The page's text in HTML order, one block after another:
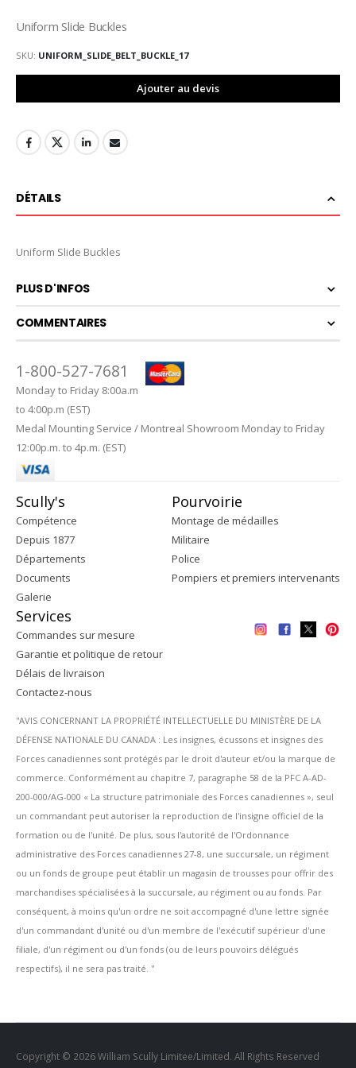
Uniform Slide Buckles
SKU UNIFORM_SLIDE_BELT_BUCKLE_17
Ajouter au devis
DÉTAILS
Uniform Slide Buckles
PLUS D'INFOS
COMMENTAIRES
1-800-527-7681
Monday to Friday 8:00a.m
to 4:00p.m (EST)
Medal Mounting Service / Montreal Showroom Monday to Friday
12:00p.m. to 4p.m. (EST)
Scully's
Compétence
Depuis 1877
Départements
Documents
Galerie
Pourvoirie
Montage de médailles
Militaire
Police
Pompiers et premiers intervenants
Services
Commandes sur mesure
Garantie et politique de retour
Délais de livraison
Contactez-nous
''AVIS CONCERNANT LA PROPRIÉTÉ INTELLECTUELLE DU MINISTÈRE DE LA
DÉFENSE NATIONALE DU CANADA : Les insignes, écussons et insignes des
Forces canadiennes sont protégés par le droit d'auteur et/ou la marque de
commerce. Conformément au chapitre 7, paragraphe 58 de la PFC A-AD-
200-000/AG-000 « La structure patrimoniale des Forces canadiennes », seul
un commandant peut autoriser la reproduction de l'insigne officiel de la
formation ou de l'unité. De plus, sous l'autorité de l'Ordonnance
administrative des Forces canadiennes 27-8, une succursale, un régiment
ou un fonds de groupe peut établir un magasin de trousses pour offrir des
marchandises spécialisées à la succursale, au régiment ou au fonds. Par
conséquent, à moins qu'un ordre ne soit accompagné d'une lettre signée
d'un commandant d'unité ou d'un membre de l'exécutif supérieur d'une
filiale, d'un régiment ou d'un fonds (ou de leurs pouvoirs délégués
respectifs), il ne sera pas traité. ''
Copyright © 2026 William Scully Limitee/Limited. All Rights Reserved